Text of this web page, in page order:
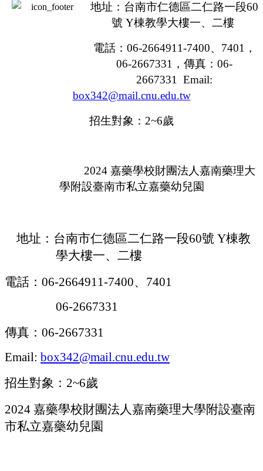
地址：台南市仁德區二仁路一段60
號 Y棟教學大樓一、二樓
電話： 06-2664911-7400、 7401 ，
06-2667331， 傳真： 06-
2667331 Email:
box342@mail.cnu.edu.tw
招生對象： 2~6歲
2024 嘉藥學校財團法人嘉南藥理大
學附設臺南市私立嘉藥幼兒園
地址：台南市仁德區二仁路一段60號 Y棟教
學大樓一、二樓
電話： 06-2664911-7400、 7401
06-2667331
傳真： 06-2667331
Email: box342@mail.cnu.edu.tw
招生對象： 2~6歲
2024 嘉藥學校財團法人嘉南藥理大學附設臺南
市私立嘉藥幼兒園